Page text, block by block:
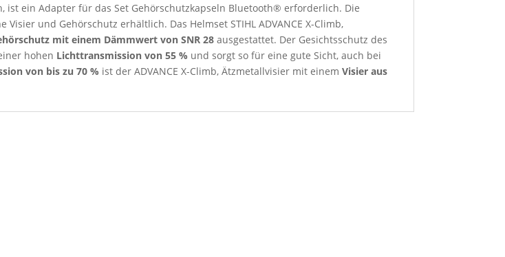
ein Adapter für das Set Gehörschutzkapseln Bluetooth® erforderlich. Die
und Gehörschutz erhältlich. Das Helmset STIHL ADVANCE X-Climb,
mit einem Dämmwert von SNR 28 ausgestattet. Der Gesichtsschutz des
hohen Lichttransmission von 55 % und sorgt so für eine gute Sicht, auch bei
von bis zu 70 % ist der ADVANCE X-Climb, Ätzmetallvisier mit einem Visier aus